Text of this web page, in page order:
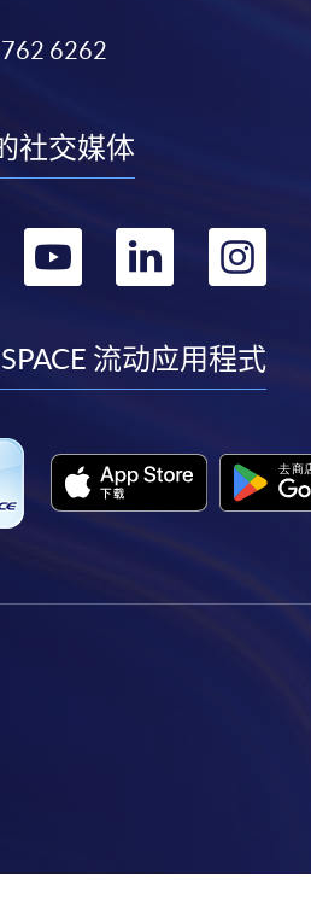
6262
社交媒体
转
youtube
转 转
流动应用程式